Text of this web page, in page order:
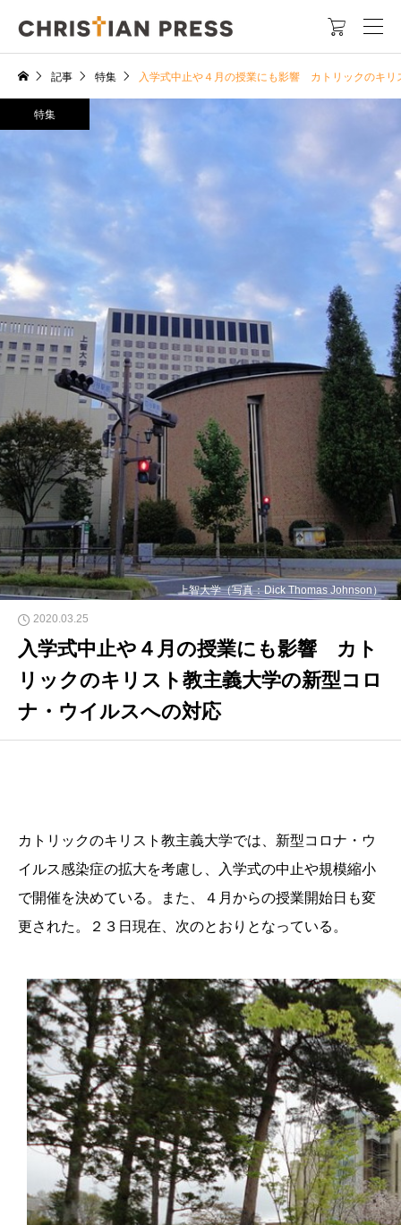

記事 特集 入学式中止や４月の授業にも影響 カトリックのキ
上智大学（写真：Dick Thomas Johnson）
特集
2020.03.25
入学式中止や４月の授業にも影響 カト
リックのキリスト教主義大学の新型コロ
ナ・ウイルスへの対応
カトリックのキリスト教主義大学では、新型コロナ・ウ
イルス感染症の拡大を考慮し、入学式の中止や規模縮小
で開催を決めている。また、４月からの授業開始日も変
更された。２３日現在、次のとおりとなっている。